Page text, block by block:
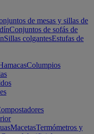
de mesas y sillas de
Conjuntos de sofás de
Sillas colgantesEstufas de
Columpios
MacetasTermómetros y